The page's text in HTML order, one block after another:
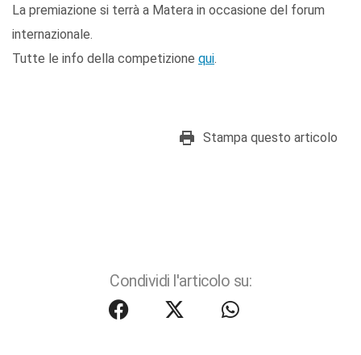
La premiazione si terrà a Matera in occasione del forum
internazionale.
Tutte le info della competizione qui.
Stampa questo articolo
Condividi l'articolo su: